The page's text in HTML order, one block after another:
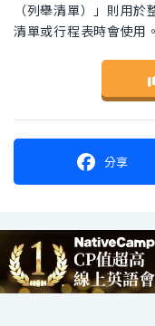
（列舉清單）」則用
清單或行程表時會使用。
分享